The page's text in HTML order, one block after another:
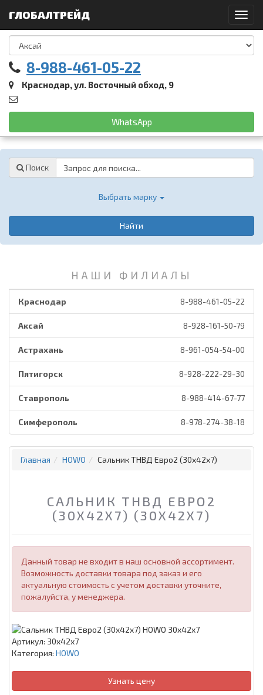
ГЛОБАЛТРЕЙД
8-988-461-05-22
Краснодар, ул. Восточный обход, 9
WhatsApp
Поиск
Выбрать марку
Найти
НАШИ ФИЛИАЛЫ
Краснодар 8-988-461-05-22
Аксай 8-928-161-50-79
Астрахань 8-961-054-54-00
Пятигорск 8-928-222-29-30
Ставрополь 8-988-414-67-77
Симферополь 8-978-274-38-18
Главная HOWO Сальник ТНВД Евро2 (30x42x7)
САЛЬНИК ТНВД ЕВРО2
(30X42X7) (30X42X7)
Данный товар не входит в наш основной ассортимент.
Возможность доставки товара под заказ и его
актуальную стоимость с учетом доставки уточните,
пожалуйста, у менеджера.
Артикул: 30x42x7
Категория: HOWO
Узнать цену